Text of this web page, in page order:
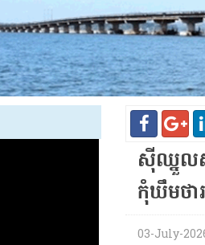
ស៊ីឈ្នួលស.
កុំឃឹមថា
03-July-